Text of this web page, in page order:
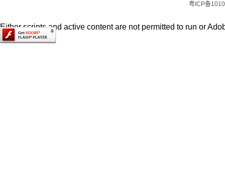
粤ICP备
Either scripts and active content are not permitted to run or